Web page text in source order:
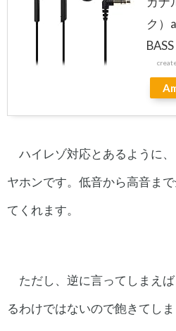
ク）
ハイレゾ対応とあるように
ヤホンです。低音から高音ま
てくれます。
ただし、逆に言ってしまえ
るわけではないので飽きてし